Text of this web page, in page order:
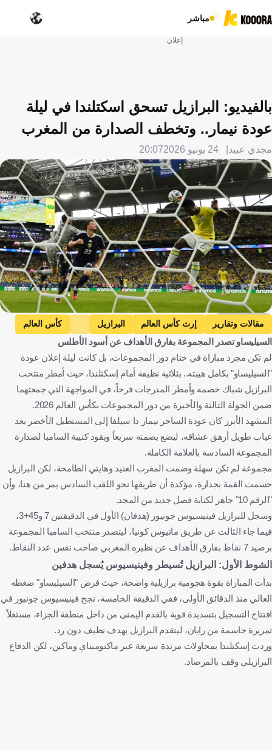
مباشر
إعلان
بالفيديو: البرازيل تسحق اسكتلندا في ليلة
عودة نيمار.. وتخطف الصدارة من المغرب
مجدي عبيد 24 يونيو 2026 20:07
Getty Images
مقالات وتقارير إرث كأس العالم البرازيل
كأس العالم
إسكتلندا ضد البرازيل
إسكتلندا فينيسيوس جونيور
البرازيل
اسكتلندا الولايات المتحدة كرة قدم
السيليساو تصدر المجموعة بفارق الأهداف عن أسود الأطلس
لم تكن مجرد مباراة في ختام دور المجموعات، بل كانت ليلة إعلان عودة
"السيليساو" بكامل هيبته.. بثلاثية نظيفة أمام إسكتلندا، حيث أمطر منتخب
البرازيل شباك خصمه وأمطر المدرجات فرحاً، في المواجهة التي جمعتهما
ضمن الجولة الثالثة والأخيرة من دور المجموعات بكأس العالم 2026.
المشهد الأبرز كان عودة الساحر نيمار دا سيلفا إلى المستطيل الأخضر بعد
غياب طويل أرهق عشاقه، ليضع بصمته سريعاً ويقود كتيبة السامبا لصدارة
المجموعة السادسة بالعلامة الكاملة.
مجموعة لم تكن سهلة وضمت المغرب العنيد وهايتي الطامحة، لكن البرازيل
حسمت القمة بجدارة، مؤكدة أن طريقها نحو اللقب السادس يمر من هنا، وأن
"الرقم 10" جاهز لكتابة فصل جديد من المجد.
وسجل للبرازيل فينيسيوس جونيور (هدفان) الأول في الدقيقتين 7 و45+3،
فيما جاء الثالث عن طريق ماتيوس كونيا، ليتصدر منتخب السامبا المجموعة
برصيد 7 نقاط بفارق الأهداف عن نظيره المغربي صاحب نفس عدد النقاط.
الشوط الأول: البرازيل تُسيطر وفينيسيوس يُسجل هدفين
بدأت المباراة بقوة هجومية برازيلية واضحة، حيث فرض "السيليساو" ضغطه
العالي منذ الدقائق الأولى، ففي الدقيقة الخامسة، نجح فينيسيوس جونيور في
افتتاح التسجيل بتسديدة قوية بالقدم اليمنى من داخل منطقة الجزاء، مستغلاً
تمريرة حاسمة من رايان، ليتقدم البرازيل بهدف نظيف دون رد.
وردت إسكتلندا بمحاولات مرتدة سريعة عبر ماكتوميناي وماكين، لكن الدفاع
البرازيلي وقف بالمرصاد.